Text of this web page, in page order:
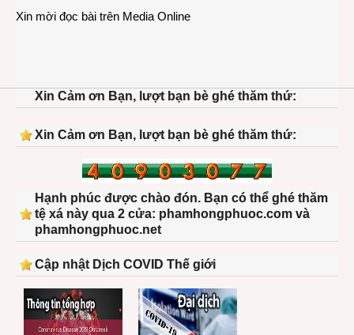
Xin mời đọc bài trên Media Online
Xin Cảm ơn Bạn, lượt bạn bè ghé thăm thứ:
Xin Cảm ơn Bạn, lượt bạn bè ghé thăm thứ:
Hạnh phúc được chào đón. Bạn có thể ghé thăm
tệ xá này qua 2 cửa: phamhongphuoc.com và
phamhongphuoc.net
Cập nhật Dịch COVID Thế giới